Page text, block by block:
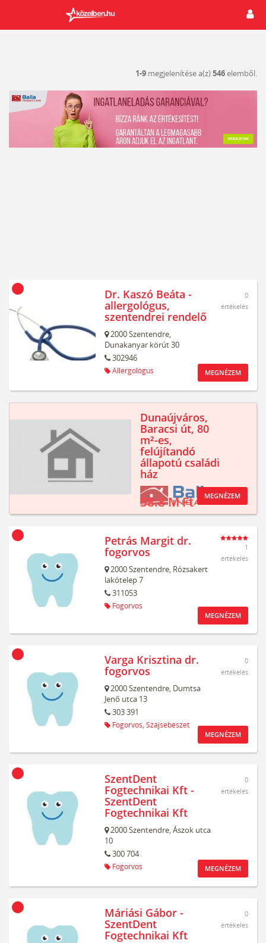
1-9 megjelenítése a(z)546elemből.
Dr. Kaszó Beáta -
allergológus,
szentendrei rendelő
2000Szentendre,
Dunakanyar körút 30
302946
Allergológus
0
értékelés
MEGNÉZEM
Dunaújváros,
Baracsi út, 80
m²-es,
felújítandó
állapotú családi
ház
38.8 M Ft MEGNÉZEM
Petrás Margit dr.
fogorvos
2000Szentendre, Rózsakert
lakótelep 7
311053
Fogorvos
1
értékelés
MEGNÉZEM
Varga Krisztina dr.
fogorvos
2000Szentendre, Dumtsa
Jenő utca 13
303 391
Fogorvos, Szájsebészet
0
értékelés
MEGNÉZEM
SzentDent
Fogtechnikai Kft -
SzentDent
Fogtechnikai Kft
2000Szentendre,Ászok utca
10
300 704
Fogorvos
0
értékelés
MEGNÉZEM
Máriási Gábor -
SzentDent
Fogtechnikai Kft
0
értékelés